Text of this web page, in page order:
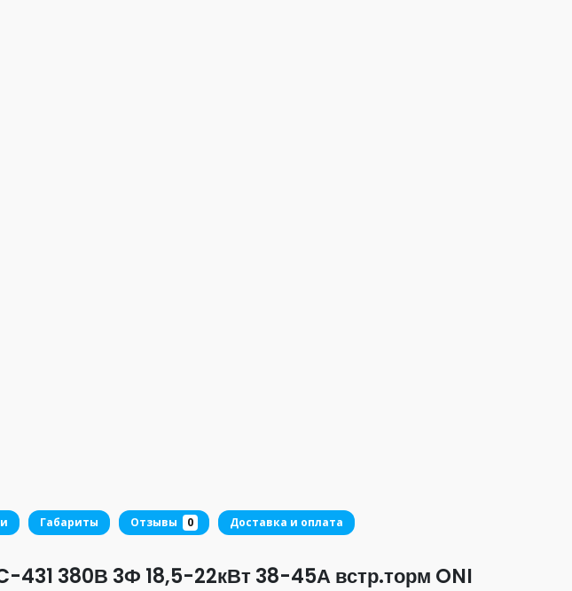
Габариты Отзывы 0 Доставка и оплата
431 380В 3Ф 18,5-22кВт 38-45А встр.торм ONI